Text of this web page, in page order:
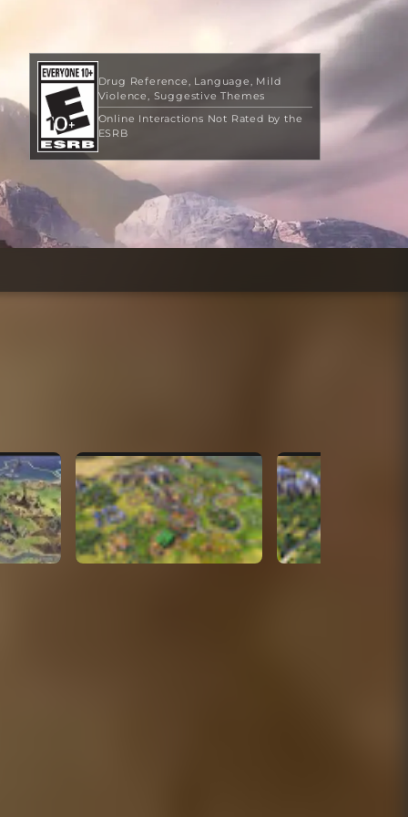
Drug Reference Language
Mild
Violence
Suggestive Themes
Online Interactions Not Rated by the
ESRB